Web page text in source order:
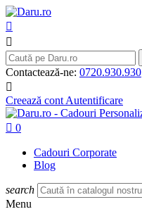


Contactează-ne: 0720.930.930

Creează cont Autentificare
 0
Cadouri Corporate
Blog
search
Menu